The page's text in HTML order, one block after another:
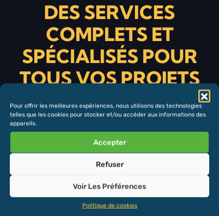
Pour offrir les meilleures expériences, nous utilisons des technologies
telles que les cookies pour stocker et/ou accéder aux informations des
appareils.
Accepter
Refuser
Voir Les Préférences
Politique de cookies
DES SERVICES
COMPLETS ET
SPÉCIALISÉS POUR
TOUS VOS PROJETS
ÉNERGÉTIQUES
Approvisionnement et
Construction